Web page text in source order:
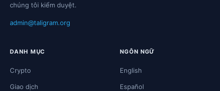
chúng tôi kiểm duyệt.
admin@taligram.org
DANH MỤC
Crypto
Giao dịch
NGÔN NGỮ
English
Español